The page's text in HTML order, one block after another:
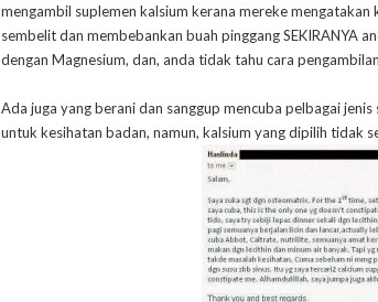
mengambil suplemen kalsium kerana mereke
sembelit dan membebankan buah pinggang SEKIRANYA
dengan Magnesium, dan, anda tidak tahu cara
Ada juga yang berani dan sanggup mencuba pelbagai
untuk kesihatan badan, namun, kalsium yang dipilih tidak